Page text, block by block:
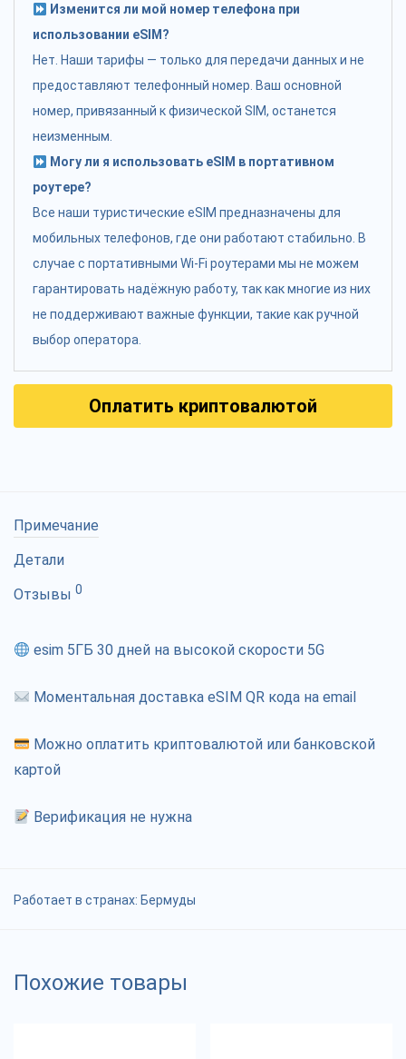
Изменится ли мой номер телефона при
использовании eSIM?
Нет. Наши тарифы — только для передачи данных и не
предоставляют телефонный номер. Ваш основной
номер, привязанный к физической SIM, останется
неизменным.
Могу ли я использовать eSIM в портативном
роутере?
Все наши туристические eSIM предназначены для
мобильных телефонов, где они работают стабильно. В
случае с портативными Wi-Fi роутерами мы не можем
гарантировать надёжную работу, так как многие из них
не поддерживают важные функции, такие как ручной
выбор оператора.
Оплатить криптовалютой
Примечание
Детали
Отзывы 0
esim 5ГБ 30 дней на высокой скорости 5G
Моментальная доставка eSIM QR кода на email
Можно оплатить криптовалютой или банковской
картой
Верификация не нужна
Работает в странах: Бермуды
Похожие товары